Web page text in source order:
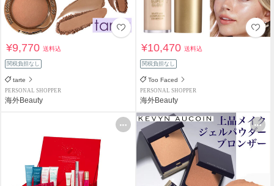
¥9,770送料込
関税負担なし
tarte
PERSONAL SHOPPER
海外Beauty
¥10,470送料込
関税負担なし
Too Faced
PERSONAL SHOPPER
海外Beauty